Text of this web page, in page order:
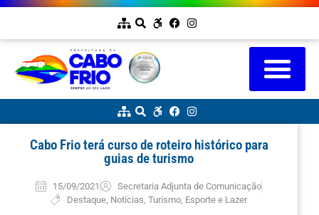
Cabo Frio terá curso de roteiro histórico para
guias de turismo
15/09/2021
Secretaria Adjunta de Comunicação
Destaque Notícias ,Turismo, Esporte e Lazer